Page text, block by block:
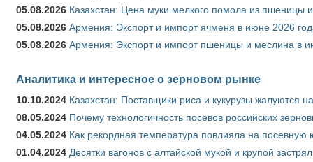
05.08.2026 Казахстан: Цена муки мелкого помола из пшеницы
05.08.2026 Армения: Экспорт и импорт ячменя в июне 2026
05.08.2026 Армения: Экспорт и импорт пшеницы и меслина в
Аналитика и интересное о зерновом рынке
10.10.2024 Казахстан: Поставщики риса и кукурузы жалуются
08.05.2024 Почему технологичность посевов российских
04.05.2024 Как рекордная температура повлияла на
01.04.2024 Десятки вагонов с алтайской мукой и крупой